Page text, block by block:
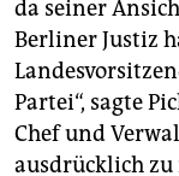
da seiner
Berliner Justiz
Partei“, sagte
Chef und
ausdrücklich zu